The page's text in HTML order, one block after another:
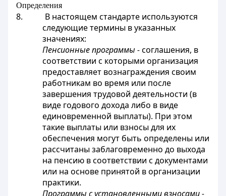
Определения
8. В настоящем стандарте используются
следующие термины в указанных
значениях:
Пенсионные программы -соглашения, в
соответствии с которыми организация
предоставляет вознаграждения своим
работникам во время или после
завершения трудовой деятельности (в
виде годового дохода либо в виде
единовременной выплаты). При этом
такие выплаты или взносы для их
обеспечения могут быть определены или
рассчитаны заблаговременно до выхода
на пенсию в соответствии с документами
или на основе принятой в организации
практики.
Программы с установленными взносами -